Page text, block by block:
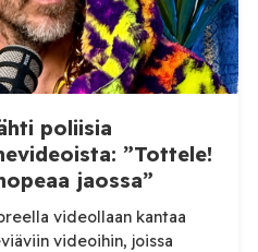
poliisia
”Tottele!
jaossa”
videollaan kantaa
videoihin, joissa